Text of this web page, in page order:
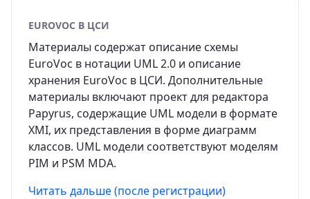
EUROVOC В ЦСИ
Материалы содержат описание схемы
EuroVoc в нотации UML 2.0 и описание
хранения EuroVoc в ЦСИ. Дополнительные
материалы включают проект для редактора
Papyrus, содержащие UML модели в формате
XMI, их представления в форме диаграмм
классов. UML модели соответствуют моделям
PIM и PSM MDA.
Читать дальше (после регистрации)